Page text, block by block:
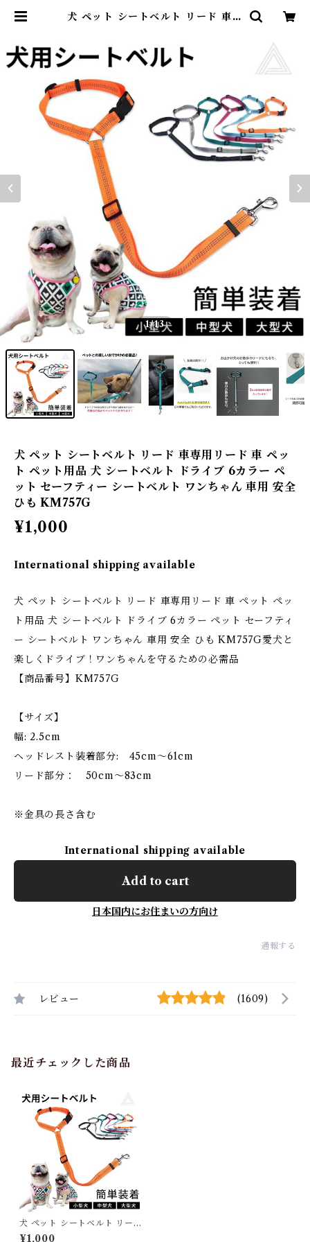
犬 ペット シートベルト リード 車専
ット セーフティー シートベルト ワ
ンちゃん 車用 安全 ひも KM757G
1/13
犬 ペット シートベルト リード 車専用リード 車 ペッ
ト ペット用品 犬 シートベルト ドライブ 6カラー ペ
ット セーフティー シートベルト ワンちゃん 車用 安全
ひも KM757G
¥1,000
International shipping available
犬 ペット シートベルト リード 車専用リード 車 ペット ペッ
ト用品 犬 シートベルト ドライブ 6カラー ペット セーフティ
ー シートベルト ワンちゃん 車用 安全 ひも KM757G愛犬と
楽しくドライブ！ワンちゃんを守るための必需品
【商品番号】KM757G
【サイズ】
幅: 2.5cm
ヘッドレスト装着部分: 45cm〜61cm
リード部分： 50cm〜83cm
※金具の長さ含む
International shipping available
Add to cart
日本国内にお住まいの方向け
通報する
レビュー (1609)
最近チェックした商品
犬 ペット シートベルト リード
車専用リード 車 ペット ペット
¥1,000